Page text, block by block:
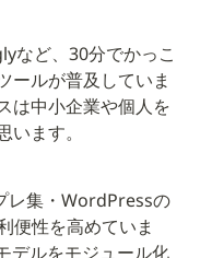
など、30分でかっこ
ールが普及していま
は中小企業や個人を
ます。
レ集・WordPressの
便性を高めていま
デルをモジュール化